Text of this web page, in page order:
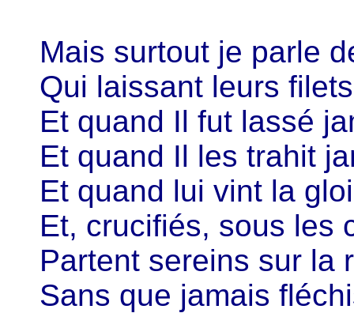
Mais surtout je parle
Qui laissant leurs
Et quand Il fut lassé
Et quand Il les trahit
Et quand lui vint la
Et, crucifiés, sous les
Partent sereins sur la
Sans que jamais